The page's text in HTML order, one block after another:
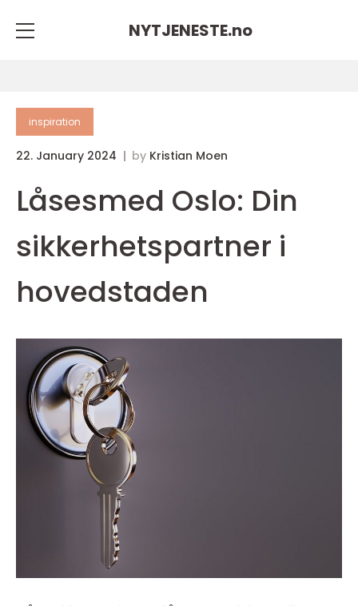
NYTJENESTE.no
inspiration
22. January 2024 by Kristian Moen
Låsesmed Oslo: Din
sikkerhetspartner i
hovedstaden